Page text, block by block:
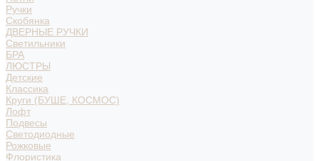
Ручки
Скобянка
ДВЕРНЫЕ РУЧКИ
Светильники
БРА
ЛЮСТРЫ
Детские
Классика
Круги (БУШЕ, КОСМОС)
Лофт
Подвесы
Светодиодные
Рожковые
Флористика